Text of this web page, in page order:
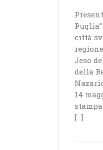
città
Jeso
della
14
[…]